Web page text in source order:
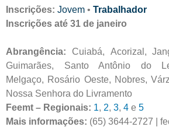
Inscrições: Jovem • Trabalhador
Inscrições até 31 de janeiro
Abrangência: Cuiabá, Acorizal,
Guimarães, Santo Antônio do
Melgaço, Rosário Oeste, Nobres,
Nossa Senhora do Livramento
Feemt – Regionais: 1, 2, 3, 4 e 5
Mais informações: (65) 3644-2727 |